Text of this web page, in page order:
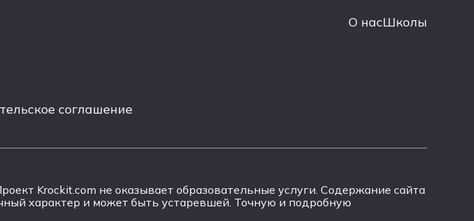
О насШколы
соглашение
Krockit.com не оказывает образовательные услуги. Содержание сайта
характер и может быть устаревшей. Точную и подробную